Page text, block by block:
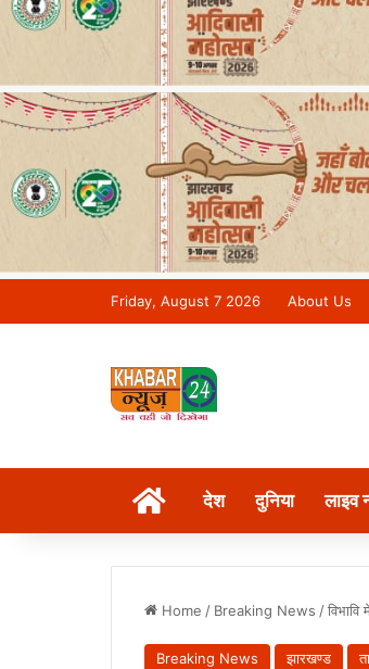
Friday, August 7 2026 About Us
Khabar 24 News Tv |
देश दुनिया लाइव
Home / Breaking News /
Breaking News झारखण्ड